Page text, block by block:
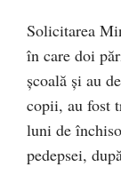
Solicitarea
în care doi
școală și au
copii, au fost
luni de
pedepsei,